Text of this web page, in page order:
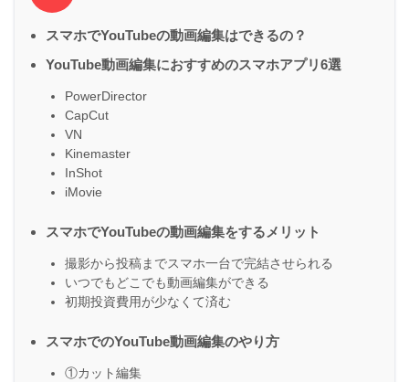
スマホでYouTubeの動画編集はできるの？
YouTube動画編集におすすめのスマホアプリ6選
PowerDirector
CapCut
VN
Kinemaster
InShot
iMovie
スマホでYouTubeの動画編集をするメリット
撮影から投稿までスマホ一台で完結させられる
いつでもどこでも動画編集ができる
初期投資費用が少なくて済む
スマホでのYouTube動画編集のやり方
①カット編集